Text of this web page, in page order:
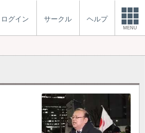
ログイン サークル ヘルプ
MENU